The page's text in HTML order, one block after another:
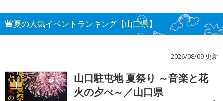
夏の人気イベントランキング【山口県】
2026/08/09 更新
1
山口駐屯地 夏祭り ～音楽と花
火の夕べ～／山口県